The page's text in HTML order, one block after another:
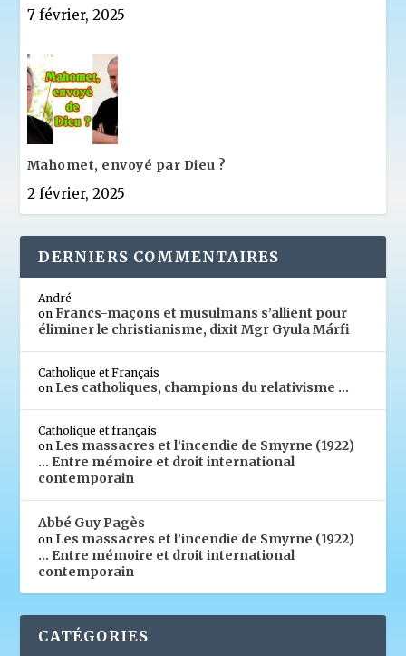
7 février, 2025
Mahomet, envoyé par Dieu ?
2 février, 2025
DERNIERS COMMENTAIRES
André
onFrancs-maçons et musulmans s’allient pour
éliminer le christianisme, dixit Mgr Gyula Márfi
Catholique et Français
on Les catholiques, champions du relativisme …
Catholique et français
on Les massacres et l’incendie de Smyrne (1922)
… Entre mémoire et droit international
contemporain
Abbé Guy Pagès
on Les massacres et l’incendie de Smyrne (1922)
… Entre mémoire et droit international
contemporain
CATÉGORIES